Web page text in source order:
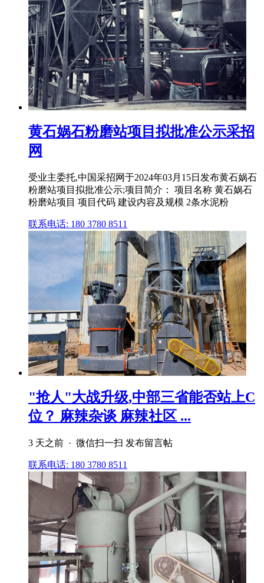
黄石娲石粉磨站项目拟批准公示采招
网
受业主委托,中国采招网于2024年03月15日发布黄石娲石
粉磨站项目拟批准公示;项目简介： 项目名称 黄石娲石
粉磨站项目 项目代码 建设内容及规模 2条水泥粉
联系电话: 180 3780 8511
"抢人"大战升级,中部三省能否站上C
位？ 麻辣杂谈 麻辣社区 ...
3 天之前 · 微信扫一扫 发布留言帖
联系电话: 180 3780 8511